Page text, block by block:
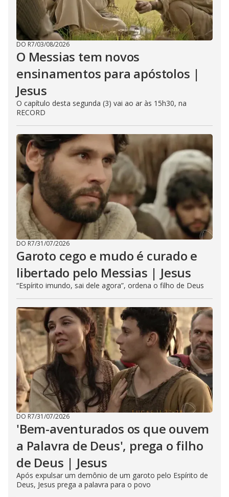
DO R7/03/08/2026
O Messias tem novos
ensinamentos para apóstolos |
Jesus
O capítulo desta segunda (3) vai ao ar às 15h30, na
RECORD
DO R7/31/07/2026
Garoto cego e mudo é curado e
libertado pelo Messias | Jesus
“Espírito imundo, sai dele agora”, ordena o filho de Deus
DO R7/31/07/2026
'Bem-aventurados os que ouvem
a Palavra de Deus', prega o filho
de Deus | Jesus
Após expulsar um demônio de um garoto pelo Espírito de
Deus, Jesus prega a palavra para o povo